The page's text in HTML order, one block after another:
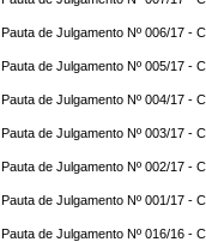
Pauta de Julgamento Nº 006/17 -
Pauta de Julgamento Nº 005/17 -
Pauta de Julgamento Nº 004/17 -
Pauta de Julgamento Nº 003/17 -
Pauta de Julgamento Nº 002/17 -
Pauta de Julgamento Nº 001/17 -
Pauta de Julgamento Nº 016/16 -